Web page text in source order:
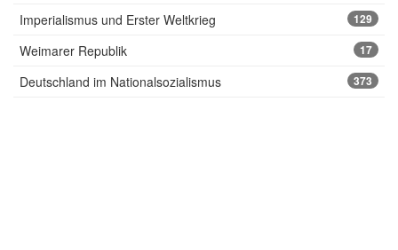
Imperialismus und Erster Weltkrieg 129
Weimarer Republik 17
Deutschland im Nationalsozialismus 373